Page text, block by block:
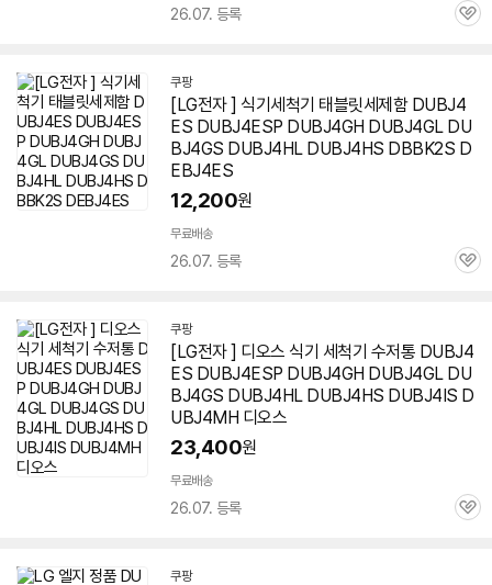
26.07. 등록
관
쿠팡
[LG전자 ] 식기세척기 태블릿세제함 DUBJ4
ES DUBJ4ESP DUBJ4GH DUBJ4GL DU
BJ4GS DUBJ4HL DUBJ4HS DBBK2S D
EBJ4ES
12,200원
무료배송
26.07. 등록
관
쿠팡
[LG전자 ] 디오스 식기 세척기 수저통 DUBJ4
ES DUBJ4ESP DUBJ4GH DUBJ4GL DU
BJ4GS DUBJ4HL DUBJ4HS DUBJ4IS D
UBJ4MH 디오스
23,400원
무료배송
26.07. 등록
관
쿠팡